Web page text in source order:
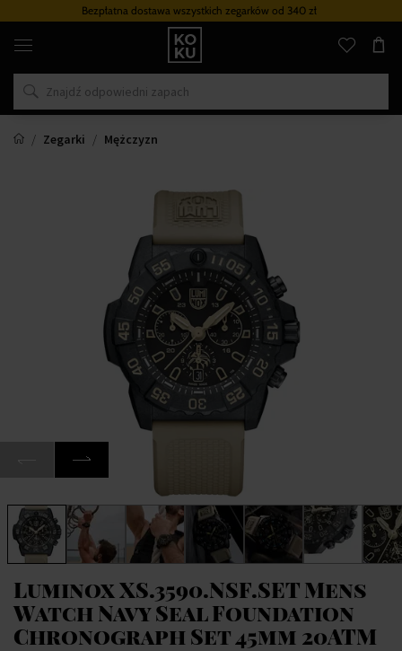
Bezpłatna dostawa wszystkich zegarkówod 340 zł
Oryginalne
perfumy
zegarki
w
miejscu
Zegarki
Mężczyzn
Luminox XS.3590.NSF.SET Mens
Watch Navy Seal Foundation
Chronograph Set 45mm 20ATM